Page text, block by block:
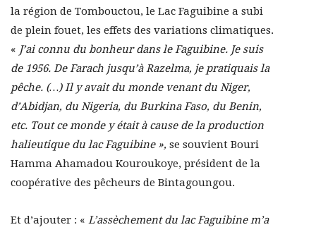
la région de Tombouctou, le Lac Faguibine a subi
de plein fouet, les effets des variations climatiques.
« J’ai connu du bonheur dans le Faguibine. Je suis
de 1956. De Farach jusqu’à Razelma, je pratiquais la
pêche. (…) Il y avait du monde venant du Niger,
d’Abidjan, du Nigeria, du Burkina Faso, du Benin,
etc. Tout ce monde y était à cause de la production
halieutique du lac Faguibine », se souvient Bouri
Hamma Ahamadou Kouroukoye, président de la
coopérative des pêcheurs de Bintagoungou.
Et d’ajouter : « L’assèchement du lac Faguibine m’a